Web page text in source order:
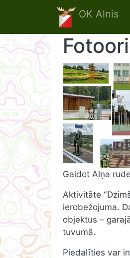
Skip to main content
OK Alnis
Gaidot Aļņa
Aktivitāte
ierobežojuma.
objektus –
tuvumā.
Piedalīties var